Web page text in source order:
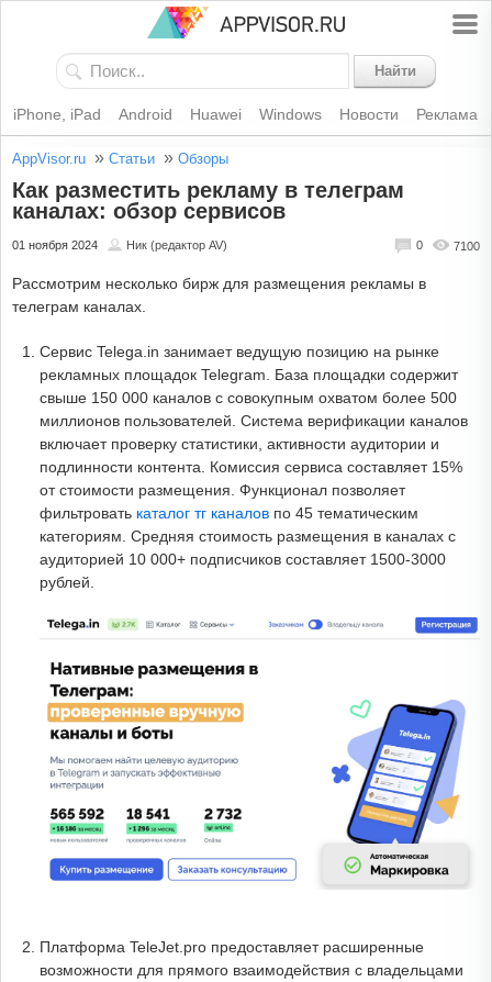
Найти
iPhone, iPad Android Huawei Windows Новости Реклама
AppVisor.ru » Статьи » Обзоры
Как разместить рекламу в телеграм
каналах: обзор сервисов
01 ноября 2024 Ник (редактор AV) 7100
0
Рассмотрим несколько бирж для размещения рекламы в
телеграм каналах.
Сервис Telega.in занимает ведущую позицию на рынке
рекламных площадок Telegram. База площадки содержит
свыше 150 000 каналов с совокупным охватом более 500
миллионов пользователей. Система верификации каналов
включает проверку статистики, активности аудитории и
подлинности контента. Комиссия сервиса составляет 15%
от стоимости размещения. Функционал позволяет
фильтровать каталог тг каналов по 45 тематическим
категориям. Средняя стоимость размещения в каналах с
аудиторией 10 000+ подписчиков составляет 1500-3000
рублей.
Платформа TeleJet.pro предоставляет расширенные
возможности для прямого взаимодействия с владельцами